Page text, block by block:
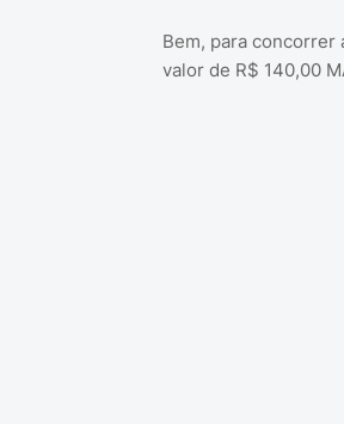
Bem, para concorrer
valor de R$ 140,00